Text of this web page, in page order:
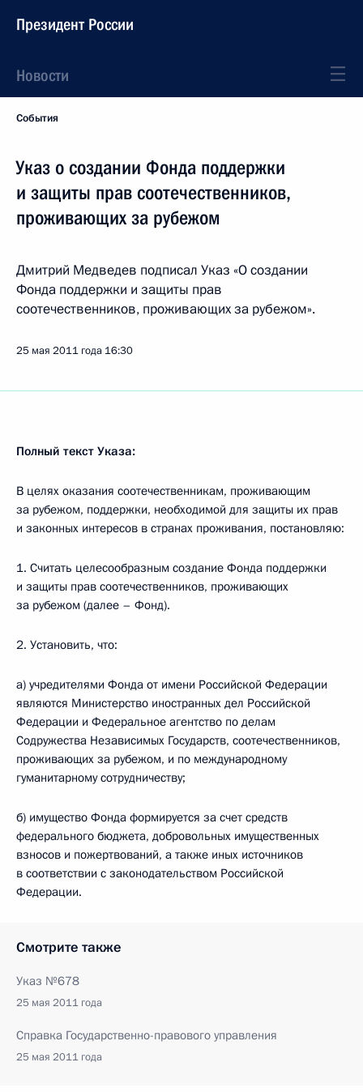
Президент России
Новости
События
Указ о создании Фонда поддержки
и защиты прав соотечественников,
проживающих за рубежом
Дмитрий Медведев подписал Указ «О создании
Фонда поддержки и защиты прав
соотечественников, проживающих за рубежом».
25 мая 2011 года 16:30
Полный текст Указа:
В целях оказания соотечественникам, проживающим
за рубежом, поддержки, необходимой для защиты их прав
и законных интересов в странах проживания, постановляю:
1. Считать целесообразным создание Фонда поддержки
и защиты прав соотечественников, проживающих
за рубежом (далее – Фонд).
2. Установить, что:
а) учредителями Фонда от имени Российской Федерации
являются Министерство иностранных дел Российской
Федерации и Федеральное агентство по делам
Содружества Независимых Государств, соотечественников,
проживающих за рубежом, и по международному
гуманитарному сотрудничеству;
б) имущество Фонда формируется за счет средств
федерального бюджета, добровольных имущественных
взносов и пожертвований, а также иных источников
в соответствии с законодательством Российской
Федерации.
Смотрите также
Указ №678
25 мая 2011 года
Справка Государственно-правового управления
25 мая 2011 года